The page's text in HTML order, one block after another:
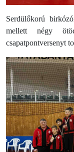
Serdülőkorú
mellett négy
csapatpontversenyt